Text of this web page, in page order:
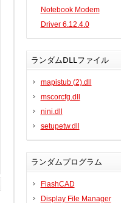
Notebook Modem
Driver 6.12.4.0
ランダムDLLファイル
mapistub (2).dll
mscorcfg.dll
nini.dll
setupetw.dll
ランダムプログラム
FlashCAD
Display File Manager